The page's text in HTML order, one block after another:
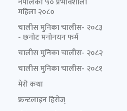
महिला २०८०
चालीस मुनिका चालीस- २०८३
- छनोट मनोनयन फर्म
चालीस मुनिका चालीस- २०८२
चालीस मुनिका चालीस- २०८१
मेरो कथा
फ्रन्टलाइन हिरोज्